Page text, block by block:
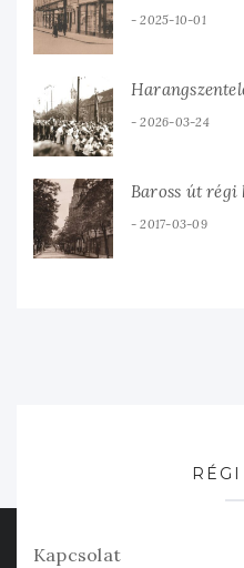
2025-10-01
2026-03-24
Baross út régi
2017-03-09
Kapcsolat